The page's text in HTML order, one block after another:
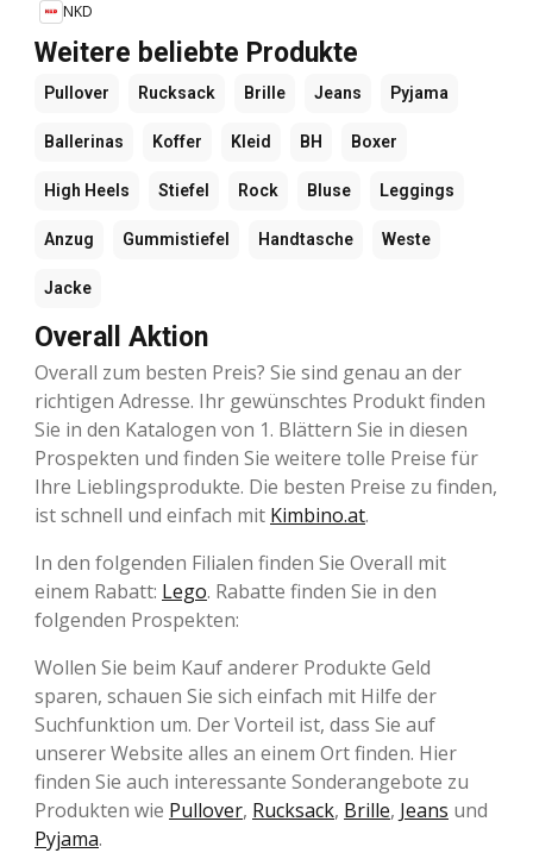
NKD
Weitere beliebte Produkte
Pullover Rucksack Brille Jeans Pyjama
Ballerinas Koffer Kleid BH Boxer
High Heels Stiefel Rock Bluse Leggings
Anzug Gummistiefel Handtasche Weste
Jacke
Overall Aktion
Overall zum besten Preis? Sie sind genau an der
richtigen Adresse. Ihr gewünschtes Produkt finden
Sie in den Katalogen von 1. Blättern Sie in diesen
Prospekten und finden Sie weitere tolle Preise für
Ihre Lieblingsprodukte. Die besten Preise zu finden,
ist schnell und einfach mit Kimbino.at.
In den folgenden Filialen finden Sie Overall mit
einem Rabatt: Lego. Rabatte finden Sie in den
folgenden Prospekten:
Wollen Sie beim Kauf anderer Produkte Geld
sparen, schauen Sie sich einfach mit Hilfe der
Suchfunktion um. Der Vorteil ist, dass Sie auf
unserer Website alles an einem Ort finden. Hier
finden Sie auch interessante Sonderangebote zu
Produkten wie Pullover, Rucksack, Brille, Jeans und
Pyjama.